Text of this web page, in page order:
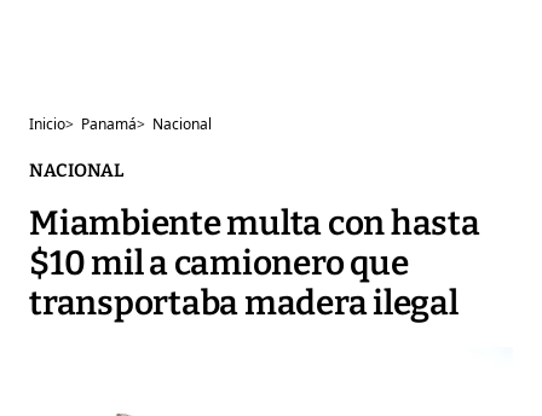
Inicio> Panamá> Nacional
NACIONAL
Miambiente multa con hasta
$10 mil a camionero que
transportaba madera ilegal